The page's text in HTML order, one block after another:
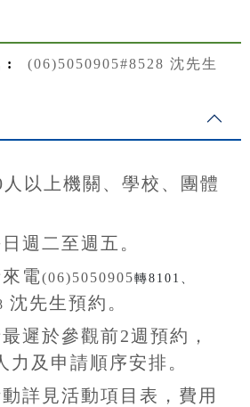
: (06)5050905#8528 沈先生
人以上機關、學校、團體
週二至週五。
電(06)5050905轉8101、
沈先生預約。
遲於參觀前2週預約，
力及申請順序安排。
詳見活動項目表，費用